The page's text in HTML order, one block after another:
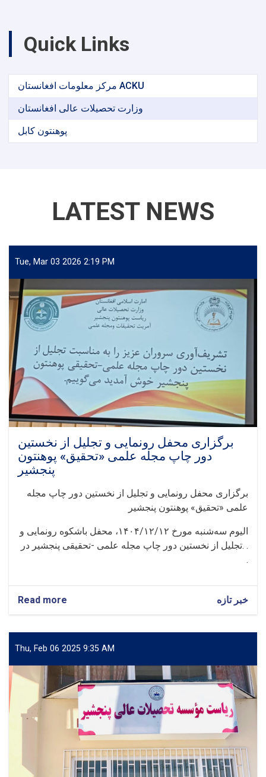
Quick Links
مرکز معلومات افغانستان ACKU
وزارت تحصیلات عالی افغانستان
پوهنتون کابل
LATEST NEWS
Tue, Mar 03 2026 2:19 PM
برگزاری محفل رونمایی و تجلیل از نخستین
دور چاپ مجله علمی «تحقیق» پوهنتون
پنجشیر
برگزاری محفل رونمایی و تجلیل از نخستین دور چاپ مجله
علمی «تحقیق» پوهنتون پنجشیر
الیوم سه‌شنبه مورخ ۱۴۰۴/۱۲/۱۲، محفل باشکوه رونمایی و
تجلیل از نخستین دور چاپ مجله علمی -تحقیقی پنجشیر در. .
.
Read more
رونمایی
و
از
نخستین
دور
چاپ
مجله
علمی
«تحقیق»
پوهنتون
پنجشیر
خبر تازه
Thu, Feb 06 2025 9:35 AM